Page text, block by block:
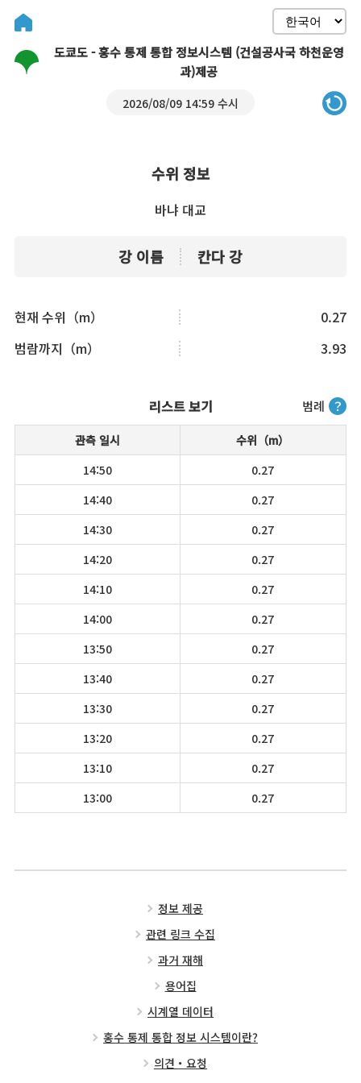
도쿄도 - 홍수 통제 통합 정보시스템 (건설공사국 하천운영
과)제공
2026/08/09 14:59 수시
수위 정보
바냐 대교
강 이름 칸다 강
현재 수위（m）
0.27
범람까지（m）
3.93
범례 ？
리스트 보기
관측 일시
수위（m）
14:50
0.27
14:40
0.27
14:30
0.27
14:20
0.27
14:10
0.27
14:00
0.27
13:50
0.27
13:40
0.27
13:30
0.27
13:20
0.27
13:10
0.27
13:00
0.27
정보 제공
관련 링크 수집
과거 재해
용어집
시계열 데이터
홍수 통제 통합 정보 시스템이란?
의견・요청